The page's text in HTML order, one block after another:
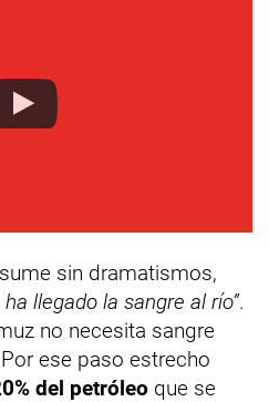
sin dramatismos,
ha llegado la sangre al río”.
no necesita sangre
ese paso estrecho
del petróleo que se